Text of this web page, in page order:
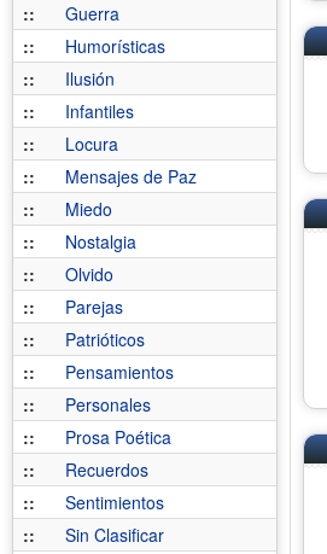
::
Guerra
::
Humorísticas
::
Ilusión
::
Infantiles
::
Locura
::
Mensajes de Paz
::
Miedo
::
Nostalgia
::
Olvido
::
Parejas
::
Patrióticos
::
Pensamientos
::
Personales
::
Prosa Poética
::
Recuerdos
::
Sentimientos
::
Sin Clasificar